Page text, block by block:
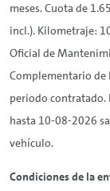
meses. Cuota de
incl.). Kilometraje:
Oficial de
Complementario de
periodo contratado.
hasta 10-08-2026
vehículo.
Condiciones de la